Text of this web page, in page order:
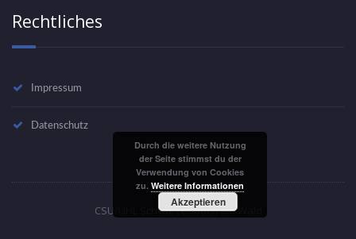
Rechtliches
Impressum
Datenschutz
CSU/ÜHL Schwarzenbach am Wald
Durch die weitere Nutzung
der Seite stimmst du der
Verwendung von Cookies
zu. Weitere Informationen
Akzeptieren